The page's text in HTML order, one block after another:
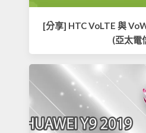
[分享] HTC VoLTE 與
(亞太電